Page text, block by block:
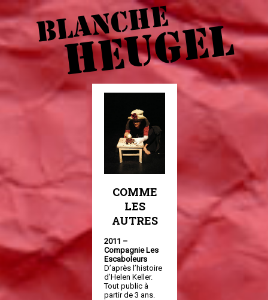
BLANCHE
HEUGEL
COMME
LES
AUTRES
2011 –
Compagnie Les
Escaboleurs
D’après l’histoire
d’Helen Keller.
Tout public à
partir de 3 ans.